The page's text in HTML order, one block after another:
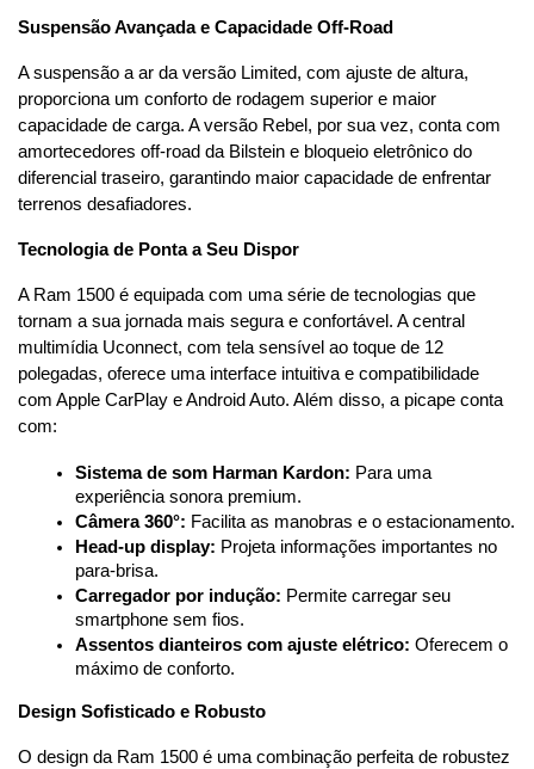
Suspensão Avançada e Capacidade Off-Road
A suspensão a ar da versão Limited, com ajuste de altura,
proporciona um conforto de rodagem superior e maior
capacidade de carga. A versão Rebel, por sua vez, conta com
amortecedores off-road da Bilstein e bloqueio eletrônico do
diferencial traseiro, garantindo maior capacidade de enfrentar
terrenos desafiadores.
Tecnologia de Ponta a Seu Dispor
A Ram 1500 é equipada com uma série de tecnologias que
tornam a sua jornada mais segura e confortável. A central
multimídia Uconnect, com tela sensível ao toque de 12
polegadas, oferece uma interface intuitiva e compatibilidade
com Apple CarPlay e Android Auto. Além disso, a picape conta
com:
Sistema de som Harman Kardon: Para uma
experiência sonora premium.
Câmera 360°: Facilita as manobras e o estacionamento.
Head-up display: Projeta informações importantes no
para-brisa.
Carregador por indução: Permite carregar seu
smartphone sem fios.
Assentos dianteiros com ajuste elétrico: Oferecem o
máximo de conforto.
Design Sofisticado e Robusto
O design da Ram 1500 é uma combinação perfeita de robustez